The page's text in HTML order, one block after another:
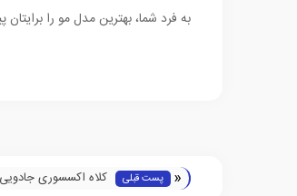
به فرد شما، بهترین مدل مو را برایتان
« پست قبلی کلاه اکسسوری